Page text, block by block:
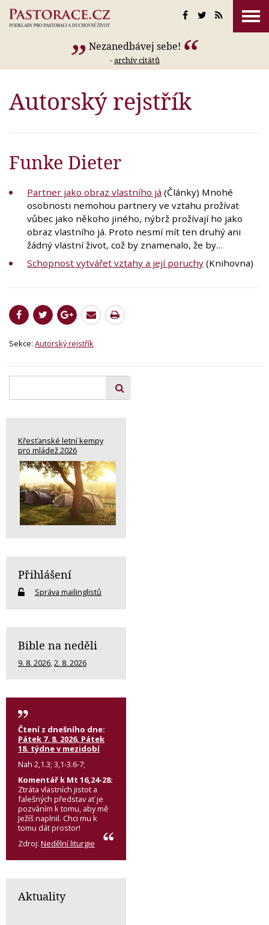
Nezanedbávej sebe!
-archív citátů
Autorský rejstřík
Funke Dieter
Partner jako obraz vlastního já (Články) Mnohé
osobnosti nemohou partnery ve vztahu prožívat
vůbec jako někoho jiného, nýbrž prožívají ho jako
obraz vlastního já. Proto nesmí mít ten druhý ani
žádný vlastní život, což by znamenalo, že by…
Schopnost vytvářet vztahy a její poruchy (Knihovna)
Sekce: Autorský rejstřík
Křesťanské letní kempy
pro mládež 2026
Přihlášení
Správa mailinglistů
Bible na neděli
9. 8. 2026,2. 8. 2026
Čtení z dnešního dne:
Pátek 7. 8. 2026, Pátek
18. týdne v mezidobí
Nah 2,1.3; 3,1-3.6-7;
Komentář k Mt 16,24-28:
Ztráta vlastních jistot a
falešných představ ať je
pozváním k tomu, aby mě
Ježíš naplnil. Chci mu k
tomu dát prostor!
Zdroj: Nedělní liturgie
Aktuality